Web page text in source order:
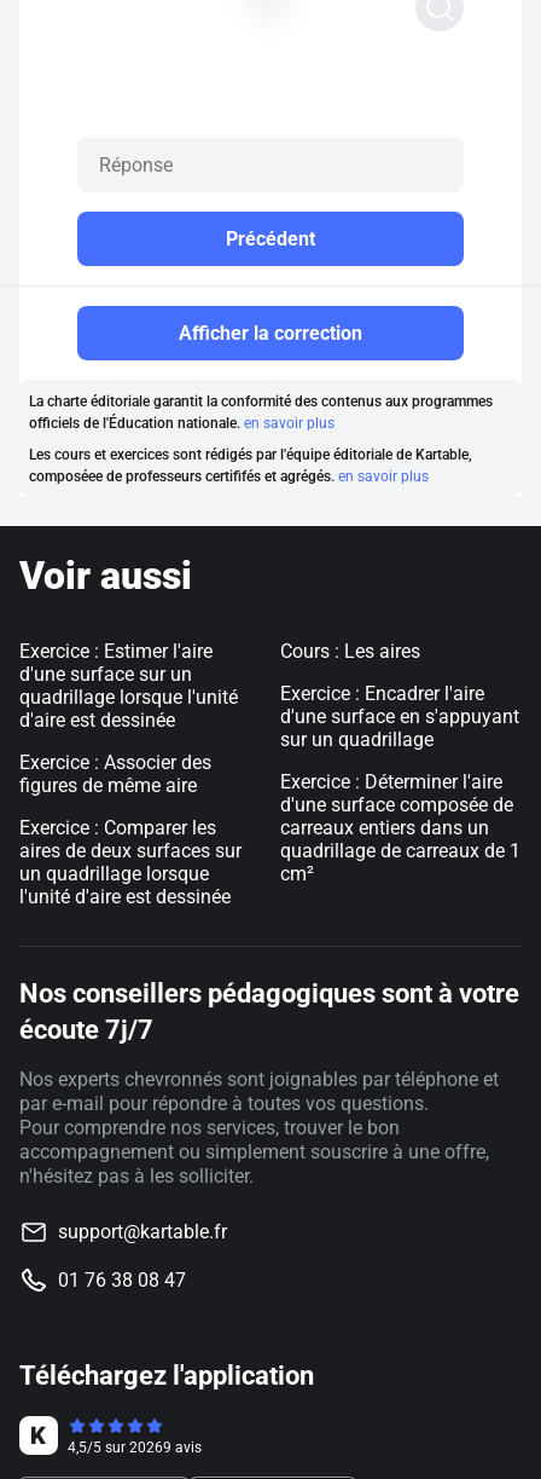
Précédent
Afficher la correction
La charte éditoriale garantit la conformité des contenus aux programmes
officiels de l'Éducation nationale. en savoir plus
Les cours et exercices sont rédigés par l'équipe éditoriale de Kartable,
composéee de professeurs certififés et agrégés. en savoir plus
Voir aussi
Exercice : Estimer l'aire
d'une surface sur un
quadrillage lorsque l'unité
d'aire est dessinée
Exercice : Associer des
figures de même aire
Exercice : Comparer les
aires de deux surfaces sur
un quadrillage lorsque
l'unité d'aire est dessinée
Cours : Les aires
Exercice : Encadrer l'aire
d'une surface en s'appuyant
sur un quadrillage
Exercice : Déterminer l'aire
d'une surface composée de
carreaux entiers dans un
quadrillage de carreaux de 1
cm²
Nos conseillers pédagogiques sont à votre
écoute 7j/7
Nos experts chevronnés sont joignables par téléphone et
par e-mail pour répondre à toutes vos questions.
Pour comprendre nos services, trouver le bon
accompagnement ou simplement souscrire à une offre,
n'hésitez pas à les solliciter.
support@kartable.fr
01 76 38 08 47
Téléchargez l'application
4,5/5 sur 20269 avis